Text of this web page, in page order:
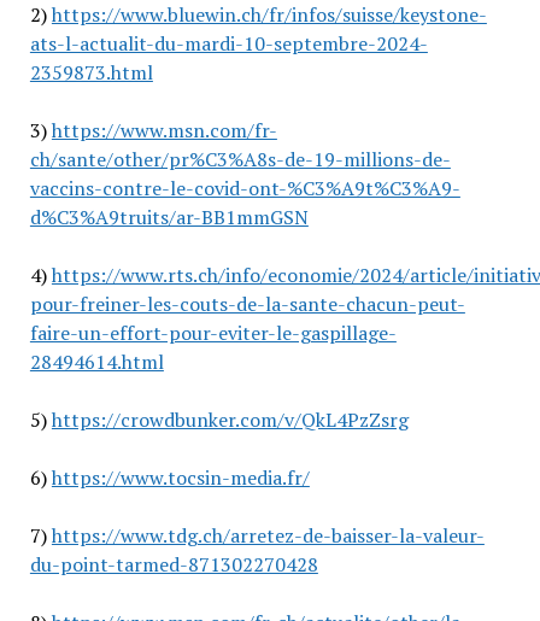
2)https://www.bluewin.ch/fr/infos/suisse/keystone-
ats-l-actualit-du-mardi-10-septembre-2024-
2359873.html
3)https://www.msn.com/fr-
ch/sante/other/pr%C3%A8s-de-19-millions-de-
vaccins-contre-le-covid-ont-%C3%A9t%C3%A9-
d%C3%A9truits/ar-BB1mmGSN
4)https://www.rts.ch/info/economie/2024/article/
pour-freiner-les-couts-de-la-sante-chacun-peut-
faire-un-effort-pour-eviter-le-gaspillage-
28494614.html
5)https://crowdbunker.com/v/QkL4PzZsrg
6)https://www.tocsin-media.fr/
7)https://www.tdg.ch/arretez-de-baisser-la-valeur-
du-point-tarmed-871302270428